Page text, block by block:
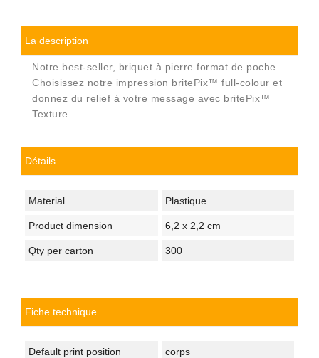
La description
Notre best-seller, briquet à pierre format de poche.
Choisissez notre impression britePix™ full-colour et
donnez du relief à votre message avec britePix™
Texture.
Détails
Material Plastique
Product dimension 6,2 x 2,2 cm
Qty per carton 300
Fiche technique
Default print position corps